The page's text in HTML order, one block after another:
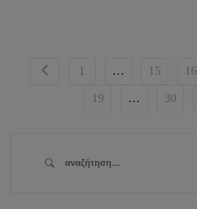
1 … 15 16
19
… 30
Αναζήτηση